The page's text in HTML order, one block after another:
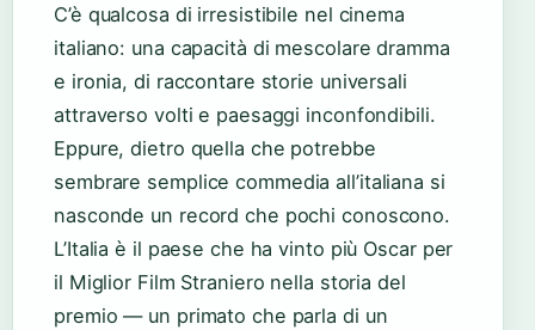
C’è qualcosa di irresistibile nel cinema
italiano: una capacità di mescolare dramma
e ironia, di raccontare storie universali
attraverso volti e paesaggi inconfondibili.
Eppure, dietro quella che potrebbe
sembrare semplice commedia all’italiana si
nasconde un record che pochi conoscono.
L’Italia è il paese che ha vinto più Oscar per
il Miglior Film Straniero nella storia del
premio — un primato che parla di un